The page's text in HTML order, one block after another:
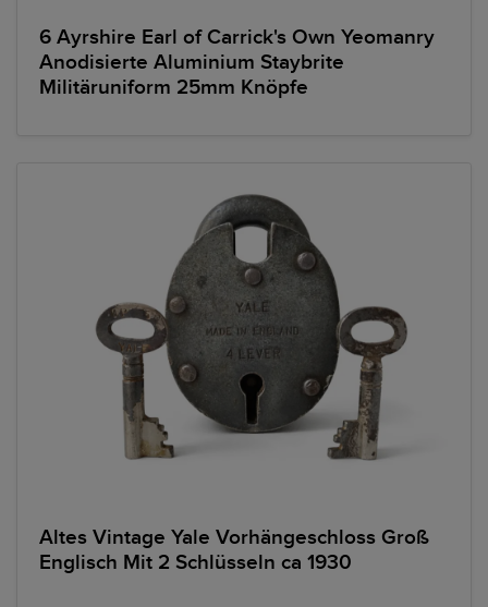
6 Ayrshire Earl of Carrick's Own Yeomanry
Anodisierte Aluminium Staybrite
Militäruniform 25mm Knöpfe
Altes Vintage Yale Vorhängeschloss Groß
Englisch Mit 2 Schlüsseln ca 1930